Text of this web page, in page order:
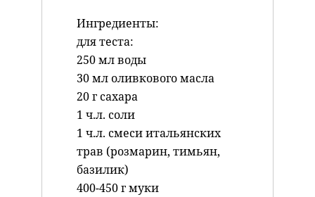
Ингредиенты:
для теста:
250 мл воды
30 мл оливкового масла
20 г сахара
1 ч.л. соли
1 ч.л. смеси итальянских
трав (розмарин, тимьян,
базилик)
400-450 г муки